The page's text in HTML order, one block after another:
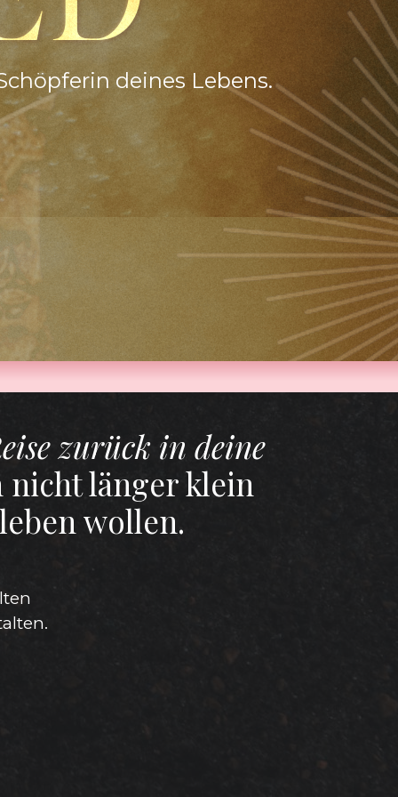
deines Lebens.
zurück in deine
länger klein
wollen.